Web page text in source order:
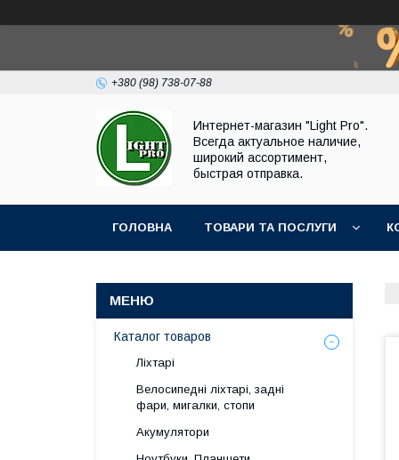
+380 (98) 738-07-88
Интернет-магазин "Light Pro".
Всегда актуальное наличие,
широкий ассортимент,
быстрая отправка.
ГОЛОВНА ТОВАРИ ТА ПОСЛУГИ
Каталог товаров
Ліхтарі
Велосипедні ліхтарі, задні
фари, мигалки, стопи
Акумулятори